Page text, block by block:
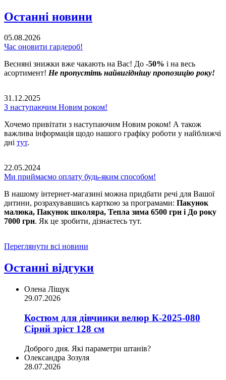
Останні новини
05.08.2026
Час оновити гардероб!
Весняні знижки вже чакають на Вас! До -50% і на весь
асортимент! Не пропустіть найвигіднішу пропозицію року!
31.12.2025
З наступаючим Новим роком!
Хочемо привітати з наступаючим Новим роком! А також
важлива інформація щодо нашого графіку роботи у найближчі
дні тут.
22.05.2024
Ми приймаємо оплату будь-яким способом!
В нашому інтернет-магазині можна придбати речі для Вашої
дитини, розрахувавшись карткою за програмами: Пакунок
малюка, Пакунок школяра, Тепла зима 6500 грн і До року
7000 грн. Як це зробити, дізнаєтесь тут.
Переглянути всі новини
Останні відгуки
Олена Ліщук
29.07.2026
Костюм для дівчинки велюр К-2025-080
Сірий зріст 128 см
Доброго дня. Які параметри штанів?
Олександра Зозуля
28.07.2026